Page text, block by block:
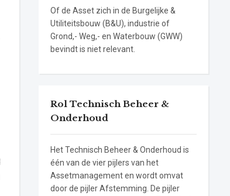
Of de Asset zich in de Burgelijke &
Utiliteitsbouw (B&U), industrie of
Grond,- Weg,- en Waterbouw (GWW)
bevindt is niet relevant.
Rol Technisch Beheer &
Onderhoud
Het Technisch Beheer & Onderhoud is
één van de vier pijlers van het
Assetmanagement en wordt omvat
door de pijler Afstemming. De pijler